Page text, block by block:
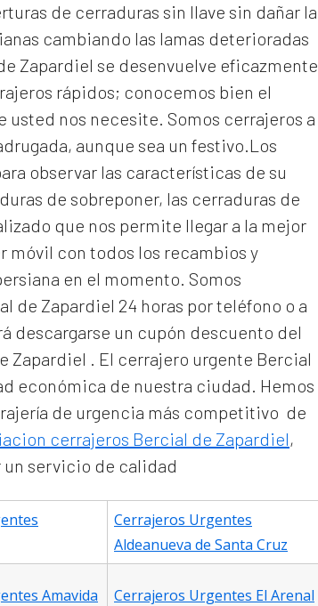
de cerraduras sin llave sin dañar la
cambiando las lamas deterioradas
Zapardiel se desenvuelve eficazmente
rápidos; conocemos bien el
usted nos necesite. Somos cerrajeros a
aunque sea un festivo.Los
observar las características de su
de sobreponer, las cerraduras de
que nos permite llegar a la mejor
móvil con todos los recambios y
en el momento. Somos
de Zapardiel 24 horas por teléfono o a
descargarse un cupón descuento del
Zapardiel . El cerrajero urgente Bercial
económica de nuestra ciudad. Hemos
de urgencia más competitivo de
cerrajeros Bercial de Zapardiel,
un servicio de calidad
Cerrajeros Urgentes
Aldeanueva de Santa Cruz
Amavida Cerrajeros Urgentes El Arenal